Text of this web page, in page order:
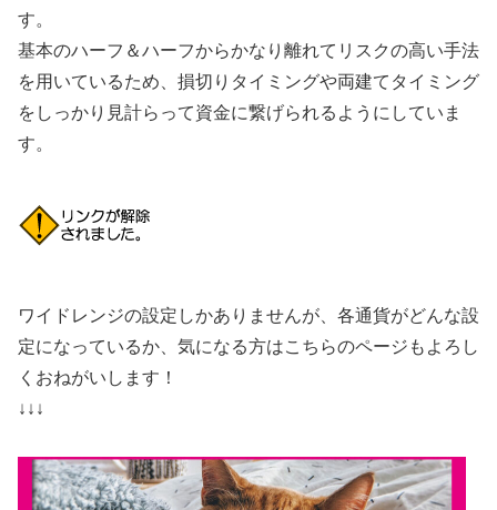
す。
基本のハーフ＆ハーフからかなり離れてリスクの高い手法
を用いているため、損切りタイミングや両建てタイミング
をしっかり見計らって資金に繋げられるようにしていま
す。
ワイドレンジの設定しかありませんが、各通貨がどんな設
定になっているか、気になる方はこちらのページもよろし
くおねがいします！
↓↓↓